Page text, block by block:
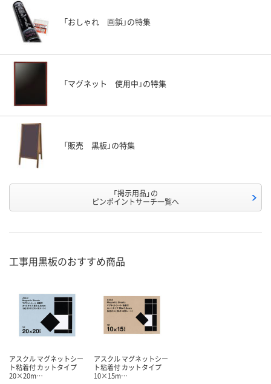
「おしゃれ 画鋲」の特集
「マグネット 使用中」の特集
「販売 黒板」の特集
「掲示用品」の
ピンポイントサーチ一覧へ
工事用黒板のおすすめ商品
アスクル マグネットシー
ト粘着付 カットタイプ
20×20m…
アスクル マグネットシー
ト粘着付 カットタイプ
10×15m…